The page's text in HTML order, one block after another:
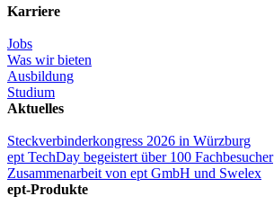
Karriere
Jobs
Was wir bieten
Ausbildung
Studium
Aktuelles
Steckverbinderkongress 2026 in Würzburg
ept TechDay begeistert über 100 Fachbesucher
Zusammenarbeit von ept GmbH und Swelex
ept-Produkte